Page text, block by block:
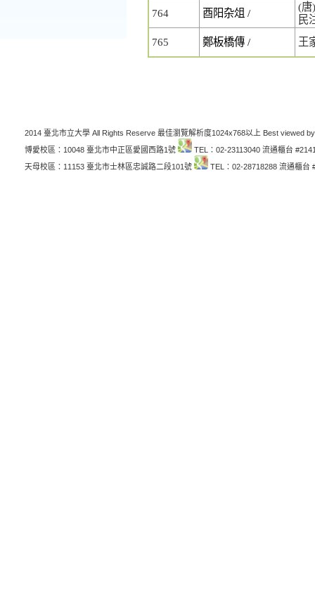
764 酉阳杂俎 /
(唐
民
765
鄭板橋傳 / 王
2014 臺北市立大學 All Rights Reserve 最佳瀏覽解析度1024x768以上 Best viewed
博愛校區：10048 臺北市中正區愛國西路1號
TEL：02-23113040 流通櫃台
天母校區：11153 臺北市士林區忠誠路二段101號
TEL：02-28718288 流通櫃台